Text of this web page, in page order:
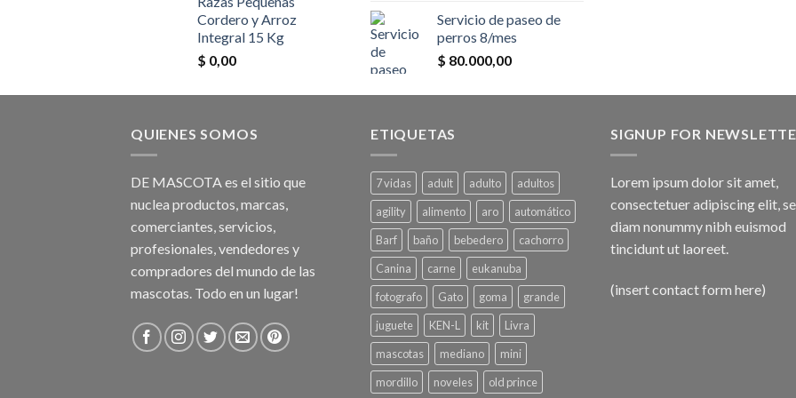
Cordero y Arroz
Integral 15 Kg
$ 0,00
Servicio de paseo de
perros 8/mes
$ 80.000,00
QUIENES SOMOS
DE MASCOTA es el sitio que
nuclea productos, marcas,
comerciantes, servicios,
profesionales, vendedores y
compradores del mundo de las
mascotas. Todo en un lugar!
ETIQUETAS
7 vidas adult adulto
adultos
agility
alimento aro
automático
Barf
baño bebedero
cachorro
Canina
carne
eukanuba
fotografo
Gato goma
grande
juguete
KEN-L kit
Livra
mascotas
mediano
mini
mordillo
noveles old prince
SIGNUP FOR
Lorem ipsum dolor sit amet,
consectetuer adipiscing elit,
diam nonummy nibh euismod
tincidunt ut laoreet.
(insert contact form here)